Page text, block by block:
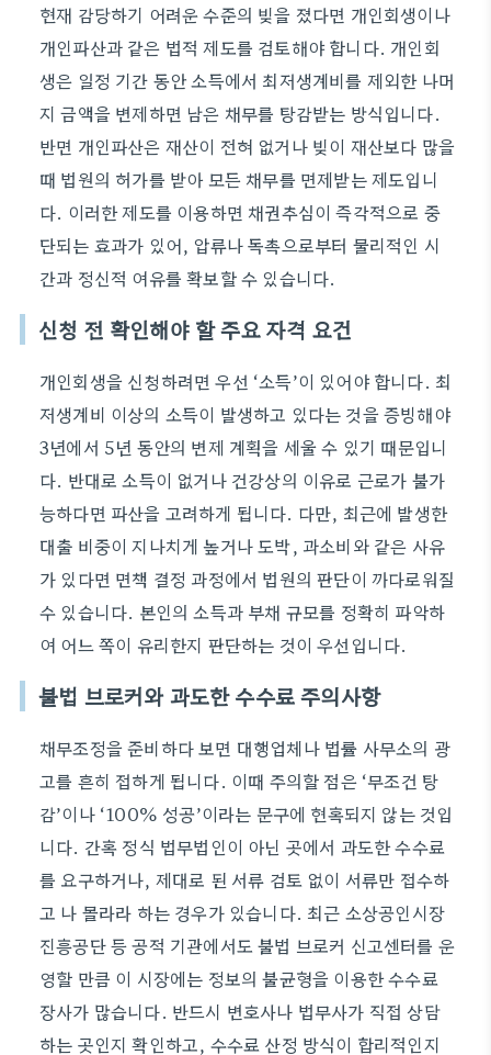
현재 감당하기 어려운 수준의 빚을 졌다면 개인회생이나
개인파산과 같은 법적 제도를 검토해야 합니다. 개인회
생은 일정 기간 동안 소득에서 최저생계비를 제외한 나머
지 금액을 변제하면 남은 채무를 탕감받는 방식입니다.
반면 개인파산은 재산이 전혀 없거나 빚이 재산보다 많을
때 법원의 허가를 받아 모든 채무를 면제받는 제도입니
다. 이러한 제도를 이용하면 채권추심이 즉각적으로 중
단되는 효과가 있어, 압류나 독촉으로부터 물리적인 시
간과 정신적 여유를 확보할 수 있습니다.
신청 전 확인해야 할 주요 자격 요건
개인회생을 신청하려면 우선 ‘소득’이 있어야 합니다. 최
저생계비 이상의 소득이 발생하고 있다는 것을 증빙해야
3년에서 5년 동안의 변제 계획을 세울 수 있기 때문입니
다. 반대로 소득이 없거나 건강상의 이유로 근로가 불가
능하다면 파산을 고려하게 됩니다. 다만, 최근에 발생한
대출 비중이 지나치게 높거나 도박, 과소비와 같은 사유
가 있다면 면책 결정 과정에서 법원의 판단이 까다로워질
수 있습니다. 본인의 소득과 부채 규모를 정확히 파악하
여 어느 쪽이 유리한지 판단하는 것이 우선입니다.
불법 브로커와 과도한 수수료 주의사항
채무조정을 준비하다 보면 대행업체나 법률 사무소의 광
고를 흔히 접하게 됩니다. 이때 주의할 점은 ‘무조건 탕
감’이나 ‘100% 성공’이라는 문구에 현혹되지 않는 것입
니다. 간혹 정식 법무법인이 아닌 곳에서 과도한 수수료
를 요구하거나, 제대로 된 서류 검토 없이 서류만 접수하
고 나 몰라라 하는 경우가 있습니다. 최근 소상공인시장
진흥공단 등 공적 기관에서도 불법 브로커 신고센터를 운
영할 만큼 이 시장에는 정보의 불균형을 이용한 수수료
장사가 많습니다. 반드시 변호사나 법무사가 직접 상담
하는 곳인지 확인하고, 수수료 산정 방식이 합리적인지